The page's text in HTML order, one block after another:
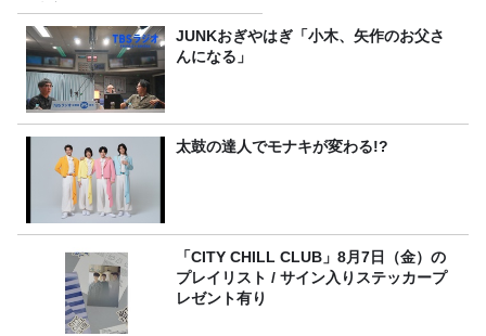
決定！
JUNKおぎやはぎ「小木、矢作のお父さ
んになる」
太鼓の達人でモナキが変わる!?
「CITY CHILL CLUB」8月7日（金）の
プレイリスト / サイン入りステッカープ
レゼント有り